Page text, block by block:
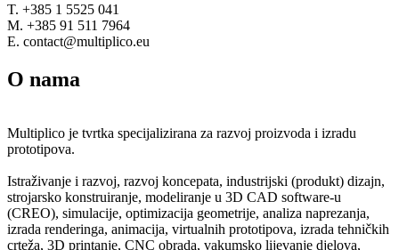
T. +385 1 5525 041
M. +385 91 511 7964
E. contact@multiplico.eu
O nama
Multiplico je tvrtka specijalizirana za razvoj proizvoda i izradu
prototipova.
Istraživanje i razvoj, razvoj koncepata, industrijski (produkt) dizajn,
strojarsko konstruiranje, modeliranje u 3D CAD software-u
(CREO), simulacije, optimizacija geometrije, analiza naprezanja,
izrada renderinga, animacija, virtualnih prototipova, izrada tehničkih
crteža, 3D printanje, CNC obrada, vakumsko lijevanje djelova,